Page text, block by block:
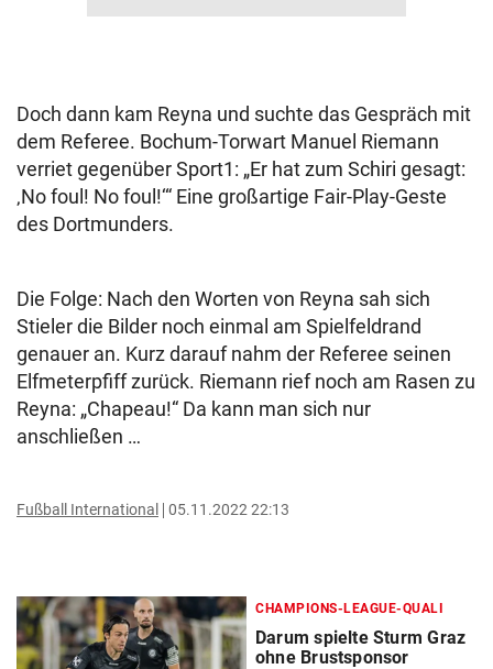
Doch dann kam Reyna und suchte das Gespräch mit
dem Referee. Bochum-Torwart Manuel Riemann
verriet gegenüber Sport1: „Er hat zum Schiri gesagt:
‚No foul! No foul!‘“ Eine großartige Fair-Play-Geste
des Dortmunders.
Die Folge: Nach den Worten von Reyna sah sich
Stieler die Bilder noch einmal am Spielfeldrand
genauer an. Kurz darauf nahm der Referee seinen
Elfmeterpfiff zurück. Riemann rief noch am Rasen zu
Reyna: „Chapeau!“ Da kann man sich nur
anschließen …
Fußball International 05.11.2022 22:13
CHAMPIONS-LEAGUE-QUALI
Darum spielte Sturm Graz
ohne Brustsponsor